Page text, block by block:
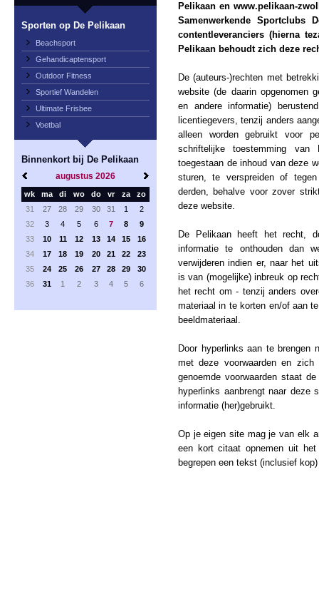
Sporten op De Pelikaan
Beachsport
Gehandicaptensport
Outdoor Fitness
Sportief Wandelen
Ultimate Frisbee
Voetbal
Binnenkort bij De Pelikaan
augustus 2026
wk ma di wo do vr za
zo
31
27 28 29 30 31 1
2
32
3 4 5 6 7 8
9
33
10 11 12 13 14 15
16
34
17 18 19 20 21 22
23
35
24 25 26 27 28 29
30
36
31 1 2 3 4 5 6
Pelikaan en www.pelikaan-
Samenwerkende Sportclubs
contentleveranciers (hierna
Pelikaan behoudt zich deze
De (auteurs-)rechten met
website (de daarin opgenomen
en andere informatie)
licentiegevers, tenzij anders
alleen worden gebruikt voor
schriftelijke toestemming
toegestaan de inhoud van deze
sturen, te verspreiden of
derden, behalve voor zover
deze website.
De Pelikaan heeft het recht,
informatie te onthouden dan
verwijderen indien er, naar het
is van (mogelijke) inbreuk op
het recht om - tenzij anders
materiaal in te korten en/of aan
beeldmateriaal.
Door hyperlinks aan te
met deze voorwaarden en zich
genoemde voorwaarden staat
hyperlinks aanbrengt naar deze
informatie (her)gebruikt.
Op je eigen site mag je van elk
een kort citaat opnemen uit het
begrepen een tekst (inclusief